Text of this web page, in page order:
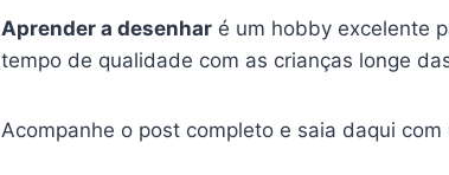
Aprender a desenharé um hobby excelente
tempo de qualidade com as crianças longe
Acompanhe o post completo e saia daqui